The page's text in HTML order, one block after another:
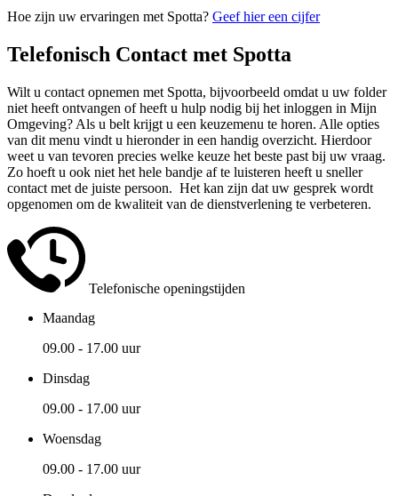
Hoe zijn uw ervaringen met Spotta? Geef hier een cijfer
Telefonisch Contact met Spotta
Wilt u contact opnemen met Spotta, bijvoorbeeld omdat u uw folder
niet heeft ontvangen of heeft u hulp nodig bij het inloggen in Mijn
Omgeving? Als u belt krijgt u een keuzemenu te horen. Alle opties
van dit menu vindt u hieronder in een handig overzicht. Hierdoor
weet u van tevoren precies welke keuze het beste past bij uw vraag.
Zo hoeft u ook niet het hele bandje af te luisteren heeft u sneller
contact met de juiste persoon. Het kan zijn dat uw gesprek wordt
opgenomen om de kwaliteit van de dienstverlening te verbeteren.
Telefonische openingstijden
Maandag
09.00 - 17.00 uur
Dinsdag
09.00 - 17.00 uur
Woensdag
09.00 - 17.00 uur